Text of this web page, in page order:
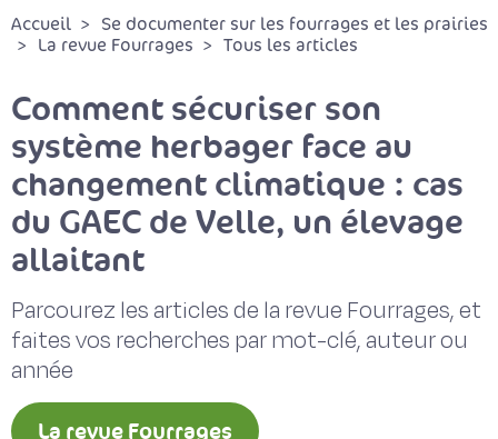
Accueil
Se documenter sur les fourrages et les prairies
La revue Fourrages
Tous les articles
Comment sécuriser son
système herbager face au
changement climatique : cas
du GAEC de Velle, un élevage
allaitant
Parcourez les articles de la revue Fourrages, et
faites vos recherches par mot-clé, auteur ou
année
La revue Fourrages